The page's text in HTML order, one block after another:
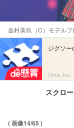
金村美玖（C）モデルプ
ジグソー
Ohte, Inc.
スクロ
( 画像14/65 )